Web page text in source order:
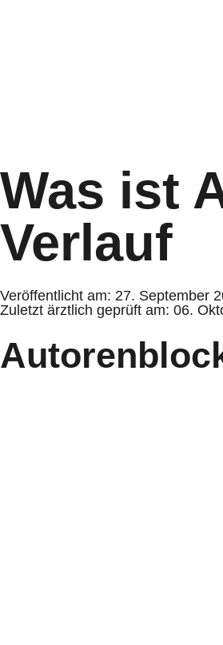
Was ist
Verlauf
Veröffentlicht am: 27. September
Zuletzt ärztlich geprüft am: 06.